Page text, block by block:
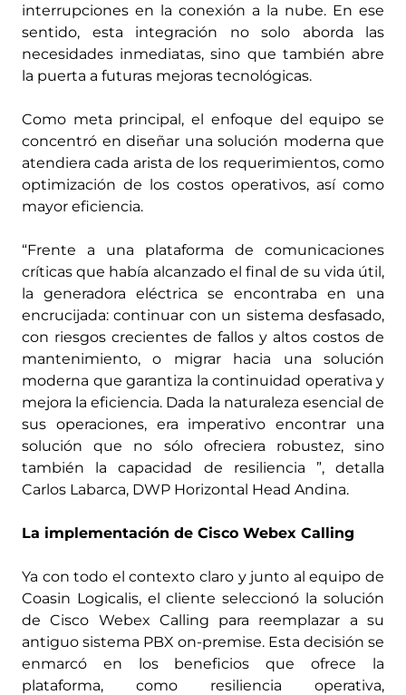
interrupciones en la conexión a la nube. En ese
sentido, esta integración no solo aborda las
necesidades inmediatas, sino que también abre
la puerta a futuras mejoras tecnológicas.
Como meta principal, el enfoque del equipo se
concentró en diseñar una solución moderna que
atendiera cada arista de los requerimientos, como
optimización de los costos operativos, así como
mayor eficiencia.
“Frente a una plataforma de comunicaciones
críticas que había alcanzado el final de su vida útil,
la generadora eléctrica se encontraba en una
encrucijada: continuar con un sistema desfasado,
con riesgos crecientes de fallos y altos costos de
mantenimiento, o migrar hacia una solución
moderna que garantiza la continuidad operativa y
mejora la eficiencia. Dada la naturaleza esencial de
sus operaciones, era imperativo encontrar una
solución que no sólo ofreciera robustez, sino
también la capacidad de resiliencia ”, detalla
Carlos Labarca, DWP Horizontal Head Andina.
La implementación de Cisco Webex Calling
Ya con todo el contexto claro y junto al equipo de
Coasin Logicalis, el cliente seleccionó la solución
de Cisco Webex Calling para reemplazar a su
antiguo sistema PBX on-premise. Esta decisión se
enmarcó en los beneficios que ofrece la
plataforma, como resiliencia operativa,